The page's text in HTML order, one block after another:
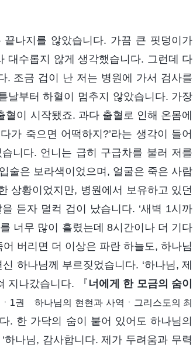
나지를 않았습니다. 가끔 큰 핏덩이가
대수롭지 않게 생각했습니다. 그런데 다
. 조금 겁이 난 저는 병원에 가서 검사를
날부터 하혈이 멈추지 않았습니다. 가장
이 시작됐죠. 과다 출혈로 인해 온몸에
가 죽으면 어떡하지?’라는 생각이 들어
니다. 언니는 급히 구급차를 불러 저를
술은 보라색이었으며, 얼굴은 죽은 사람
상황이었지만, 병원에서 보유하고 있던
듣자 덜컥 겁이 났습니다. ‘새벽 1시까
너무 많이 흘렸는데 8시간이나 더 기다
버리면 더 이상은 파란 하늘도, 하나님
하나님께 부르짖었습니다. ‘하나님, 제
지나갔습니다. 『너에게 한 모금의 숨이
1권 하나님의 현현과 사역ㆍ그리스도의 최
. 한 가닥의 숨이 붙어 있어도 하나님의
나님, 감사합니다. 제가 두려움과 무력